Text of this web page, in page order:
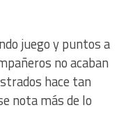
juego y puntos a
no acaban
hace tan
nota más de lo